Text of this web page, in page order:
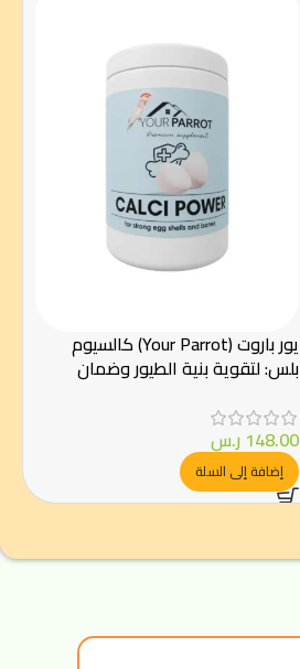
يور باروت (Your Parrot) كالسيوم
بلس: لتقوية بنية الطيور وضمان
148.00 ر.س
إضافة إلى السلة